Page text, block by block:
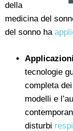
della
medicina del
del sonno ha
tecnologie
completa
modelli e
disturbi